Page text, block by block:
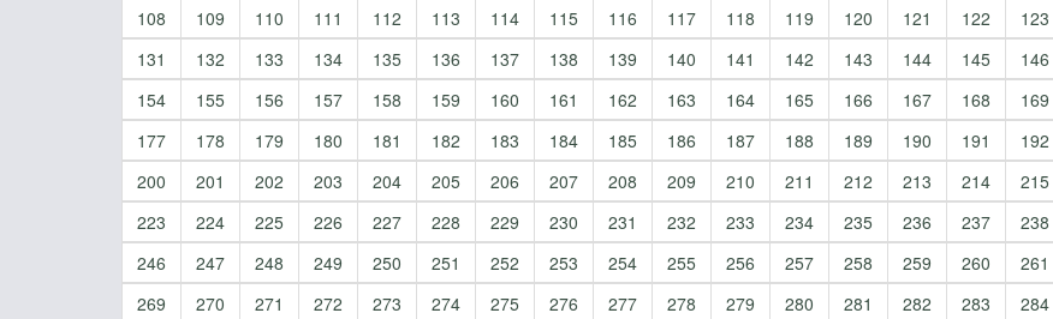
108
109 110 111 112 113 114 115 116 117 118 119 120 121 122 123
131
132 133 134 135 136 137 138 139 140 141 142 143 144 145 146
154
155 156 157 158 159 160 161 162 163 164 165 166 167 168 169
177
178 179 180 181 182 183 184 185 186 187 188 189 190 191 192
200
201 202 203 204 205 206 207 208 209 210 211 212 213 214 215
223
224 225 226 227 228 229 230 231 232 233 234 235 236 237 238
246
247 248 249 250 251 252 253 254 255 256 257 258 259 260 261
269
270 271 272 273 274 275 276 277 278 279 280 281 282 283 284